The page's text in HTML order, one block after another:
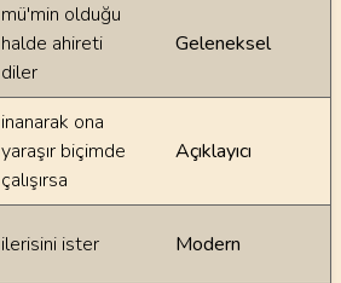
mü'min olduğu
halde ahireti
diler
Geleneksel
inanarak ona
yaraşır biçimde
çalışırsa
Açıklayıcı
ilerisini ister Modern